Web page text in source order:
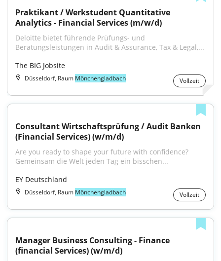
Praktikant / Werkstudent Quantitative
Analytics - Financial Services (m/w/d)
Deloitte bietet führende Prüfungs- und
Beratungsleistungen in Audit & Assurance, Tax & Legal,...
The BIG Jobsite
Düsseldorf, Raum Mönchengladbach Vollzeit
Consultant Wirtschaftsprüfung / Audit Banken
(Financial Services) (w/m/d)
Are you ready to shape your future with confidence?
Gemeinsam die Welt jeden Tag ein bisschen...
EY Deutschland
Düsseldorf, Raum Mönchengladbach Vollzeit
Manager Business Consulting - Finance
(financial Services) (w/m/d)